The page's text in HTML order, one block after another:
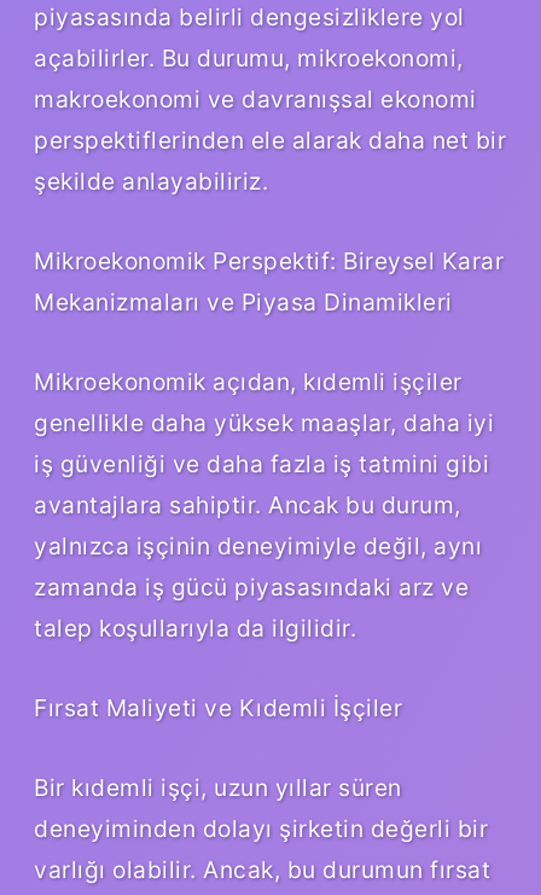
piyasasında belirli dengesizliklere yol
açabilirler. Bu durumu, mikroekonomi,
makroekonomi ve davranışsal ekonomi
perspektiflerinden ele alarak daha net bir
şekilde anlayabiliriz.
Mikroekonomik Perspektif: Bireysel Karar
Mekanizmaları ve Piyasa Dinamikleri
Mikroekonomik açıdan, kıdemli işçiler
genellikle daha yüksek maaşlar, daha iyi
iş güvenliği ve daha fazla iş tatmini gibi
avantajlara sahiptir. Ancak bu durum,
yalnızca işçinin deneyimiyle değil, aynı
zamanda iş gücü piyasasındaki arz ve
talep koşullarıyla da ilgilidir.
Fırsat Maliyeti ve Kıdemli İşçiler
Bir kıdemli işçi, uzun yıllar süren
deneyiminden dolayı şirketin değerli bir
varlığı olabilir. Ancak, bu durumun fırsat